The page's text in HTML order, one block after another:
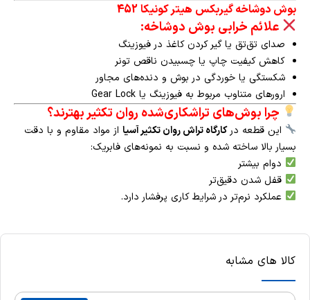
بوش دوشاخه گیربکس هیتر کونیکا 452
علائم خرابی بوش دوشاخه:
صدای تق‌تق یا گیر کردن کاغذ در فیوزینگ
کاهش کیفیت چاپ یا چسبیدن ناقص تونر
شکستگی یا خوردگی در بوش و دنده‌های مجاور
ارورهای متناوب مربوط به فیوزینگ یا Gear Lock
چرا بوش‌های تراشکاری‌شده روان تکثیر بهترند؟
این قطعه درکارگاه تراش روان تکثیر آسیااز مواد مقاوم و با دقت
بسیار بالا ساخته شده و نسبت به نمونه‌های فابریک:
دوام بیشتر
قفل شدن دقیق‌تر
عملکرد نرم‌تر در شرایط کاری پرفشار دارد.
کالا های مشابه